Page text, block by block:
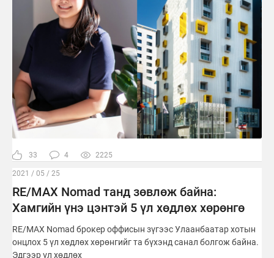
33 4 2225
2021 / 05 / 25
RE/MAX Nomad танд зөвлөж байна:
Хамгийн үнэ цэнтэй 5 үл хөдлөх хөрөнгө
RE/MAX Nomad брокер оффисын зүгээс Улаанбаатар хотын
онцлох 5 үл хөдлөх хөрөнгийг та бүхэнд санал болгож байна.
Эдгээр үл хөдлөх